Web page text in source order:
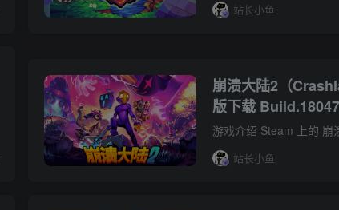
站长小鱼
崩溃大陆2（
版下载
站长小鱼